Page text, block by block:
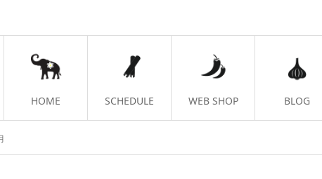
HOME SCHEDULE WEB SHOP BLOG